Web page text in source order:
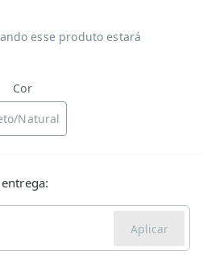
esse produto estará
Cor
Natural
Aplicar